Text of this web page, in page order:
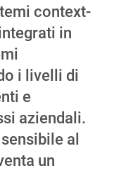
context-
in
i livelli di
e
aziendali.
al
un